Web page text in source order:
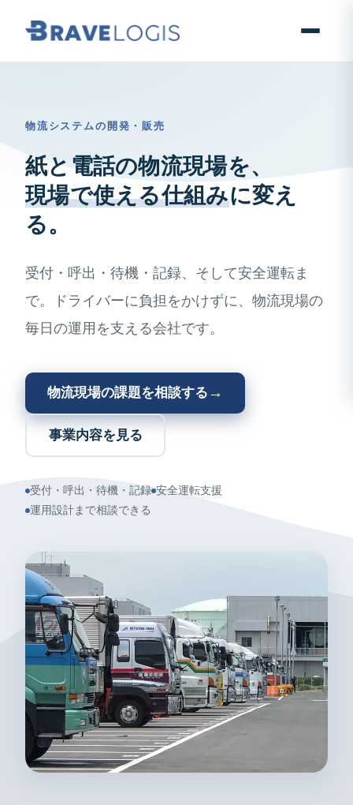
物流システムの開発・販売
紙と電話の物流現場を、
現場で使える仕組みに変え
る。
受付・呼出・待機・記録、そして安全運転ま
で。ドライバーに負担をかけずに、物流現場の
毎日の運用を支える会社です。
物流現場の課題を相談する →
事業内容を見る
受付・呼出・待機・記録 安全運転支援
運用設計まで相談できる